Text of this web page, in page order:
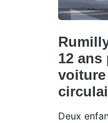
12 ans
voiture
Deux